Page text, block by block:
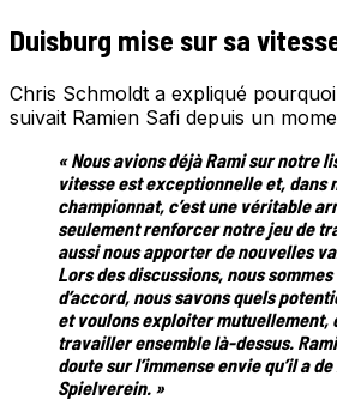
Duisburg mise sur sa
Chris Schmoldt a expliqué
suivait Ramien Safi depuis un
« Nous avions déjà Rami sur notre
vitesse est exceptionnelle et, dans
championnat, c’est une véritable
seulement renforcer notre jeu de
aussi nous apporter de nouvelles
Lors des discussions, nous
d’accord, nous savons quels
et voulons exploiter mutuellement,
travailler ensemble là-dessus. Rami
doute sur l’immense envie qu’il a
Spielverein. »